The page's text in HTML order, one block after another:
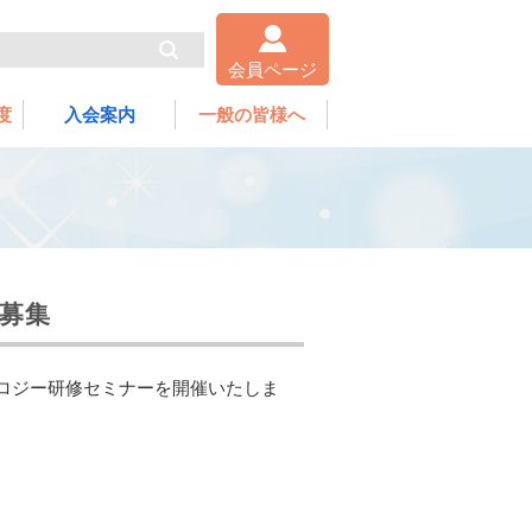
会員ページ
入会案内 一般の皆様へ
募集
ジー研修セミナーを開催いたしま